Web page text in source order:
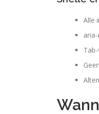
Alle